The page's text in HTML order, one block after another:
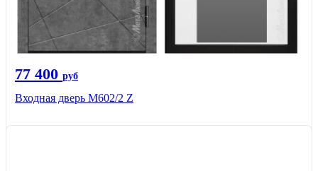
77 400 руб
Входная дверь М602/2 Z